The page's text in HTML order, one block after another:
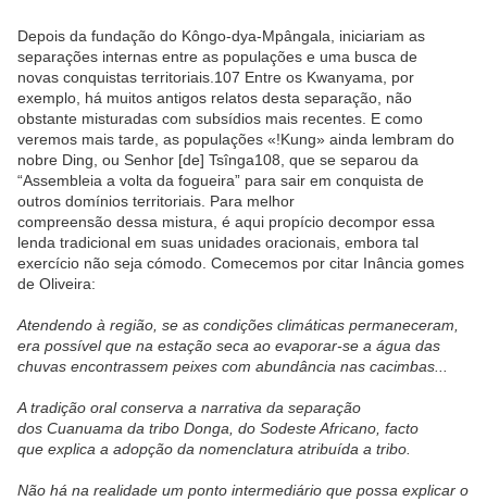
Depois da fundação do Kôngo-dya-Mpângala, iniciariam as
separações internas entre as populações e uma busca de
novas conquistas territoriais.107 Entre os Kwanyama, por
exemplo, há muitos antigos relatos desta separação, não
obstante misturadas com subsídios mais recentes. E como
veremos mais tarde, as populações «!Kung» ainda lembram do
nobre Ding, ou Senhor [de] Tsînga108, que se separou da
“Assembleia a volta da fogueira” para sair em conquista de
outros domínios territoriais. Para melhor
compreensão dessa mistura, é aqui propício decompor essa
lenda tradicional em suas unidades oracionais, embora tal
exercício não seja cómodo. Comecemos por citar Inância gomes
de Oliveira:
Atendendo à região, se as condições climáticas permaneceram,
era possível que na estação seca ao evaporar-se a água das
chuvas encontrassem peixes com abundância nas cacimbas...
A tradição oral conserva a narrativa da separação
dos Cuanuama da tribo Donga, do Sodeste Africano, facto
que explica a adopção da nomenclatura atribuída a tribo.
Não há na realidade um ponto intermediário que possa explicar o